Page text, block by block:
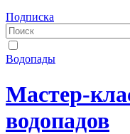
Подписка
Водопады
Мастер-
водопадов